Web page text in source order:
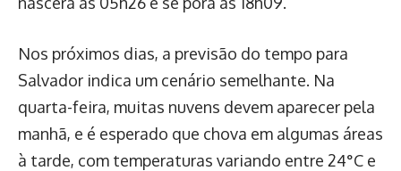
Nos próximos dias, a previsão do tempo para
Salvador indica um cenário semelhante. Na
quarta-feira, muitas nuvens devem aparecer pela
manhã, e é esperado que chova em algumas áreas
à tarde, com temperaturas variando entre 24°C e